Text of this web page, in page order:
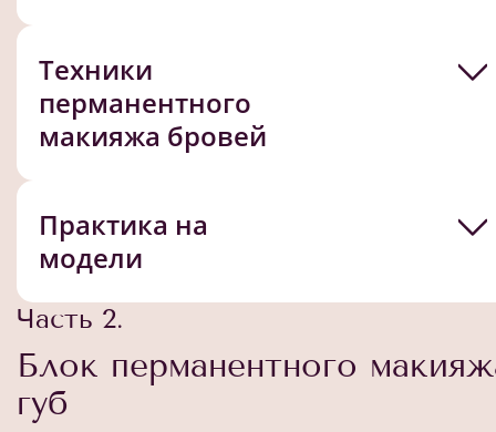
Техники
перманентного
макияжа бровей
Практика на
модели
Часть 2.
Блок перманентного
губ